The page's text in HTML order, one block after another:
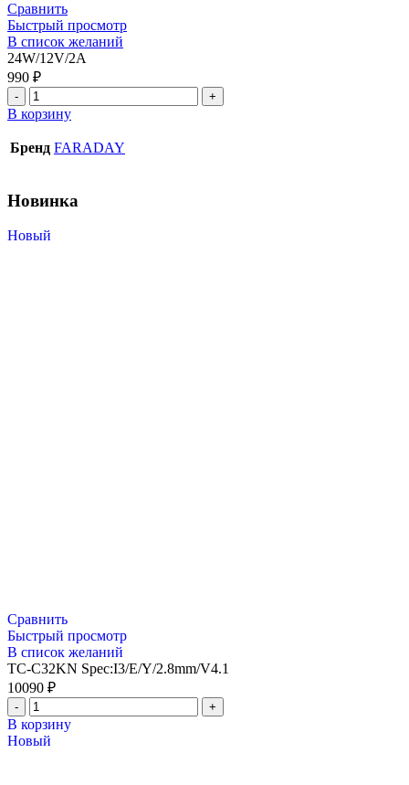
Сравнить
Быстрый просмотр
В список желаний
24W/12V/2A
990 ₽
В корзину
Бренд FARADAY
Новинка
Новый
Сравнить
Быстрый просмотр
В список желаний
TC-C32KN Spec:I3/E/Y/2.8mm/V4.1
10090 ₽
В корзину
Новый